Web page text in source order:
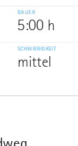
DAUER
5:00 h
SCHWIERIGKEIT
mittel